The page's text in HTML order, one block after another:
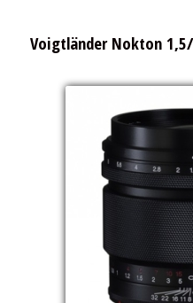
Voigtländer Nokton